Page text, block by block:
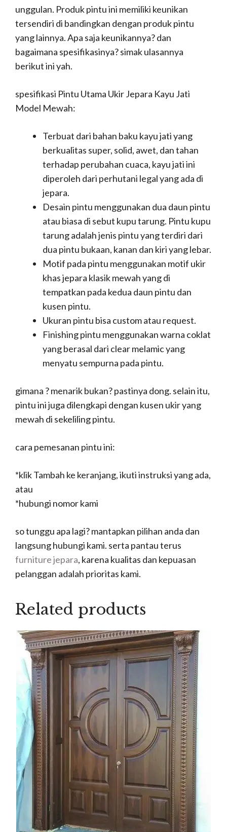
unggulan. Produk pintu ini memiliki keunikan
tersendiri di bandingkan dengan produk pintu
yang lainnya. Apa saja keunikannya? dan
bagaimana spesifikasinya? simak ulasannya
berikut ini yah.
spesifikasi Pintu Utama Ukir Jepara Kayu Jati
Model Mewah:
Terbuat dari bahan baku kayu jati yang
berkualitas super, solid, awet, dan tahan
terhadap perubahan cuaca, kayu jati ini
diperoleh dari perhutani legal yang ada di
jepara.
Desain pintu menggunakan dua daun pintu
atau biasa di sebut kupu tarung. Pintu kupu
tarung adalah jenis pintu yang terdiri dari
dua pintu bukaan, kanan dan kiri yang lebar.
Motif pada pintu menggunakan motif ukir
khas jepara klasik mewah yang di
tempatkan pada kedua daun pintu dan
kusen pintu.
Ukuran pintu bisa custom atau request.
Finishing pintu menggunakan warna coklat
yang berasal dari clear melamic yang
menyatu sempurna pada pintu.
gimana ? menarik bukan? pastinya dong. selain itu,
pintu ini juga dilengkapi dengan kusen ukir yang
mewah di sekeliling pintu.
cara pemesanan pintu ini:
*klik Tambah ke keranjang, ikuti instruksi yang ada,
atau
*hubungi nomor kami
so tunggu apa lagi? mantapkan pilihan anda dan
langsung hubungi kami. serta pantau terus
furniture jepara, karena kualitas dan kepuasan
pelanggan adalah prioritas kami.
Related products